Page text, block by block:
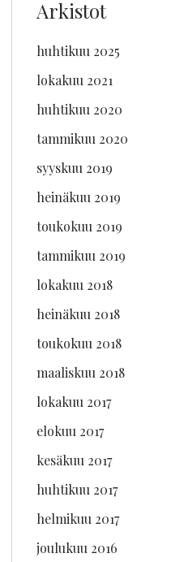
Arkistot
huhtikuu 2025
lokakuu 2021
huhtikuu 2020
tammikuu 2020
syyskuu 2019
heinäkuu 2019
toukokuu 2019
tammikuu 2019
lokakuu 2018
heinäkuu 2018
toukokuu 2018
maaliskuu 2018
lokakuu 2017
elokuu 2017
kesäkuu 2017
huhtikuu 2017
helmikuu 2017
joulukuu 2016